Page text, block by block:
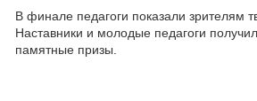
В финале педагоги показали зрителям
Наставники и молодые педагоги
памятные призы.